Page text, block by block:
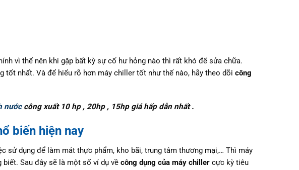
vì thế nên khi gặp bất kỳ sự cố hư hỏng nào thì rất khó để sửa chữa.
nhất. Và để hiểu rõ hơn máy chiller tốt như thế nào, hãy theo dõi công
nướccông xuất 10 hp , 20hp , 15hp giá hấp dẫn nhất .
biến hiện nay
sử dụng để làm mát thực phẩm, kho bãi, trung tâm thương mại,… Thì máy
Sau đây sẽ là một số ví dụ về công dụng của máy chiller cực kỳ tiêu